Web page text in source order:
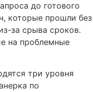
до готового
которые прошли без
за срыва сроков.
на проблемные
три уровня
по